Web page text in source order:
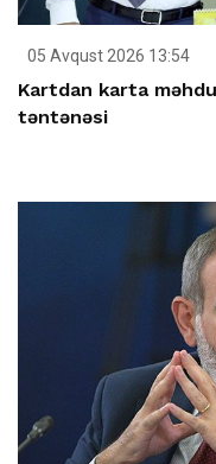
05 Avqust 2026 13:54
Kartdan karta
təntənəsi